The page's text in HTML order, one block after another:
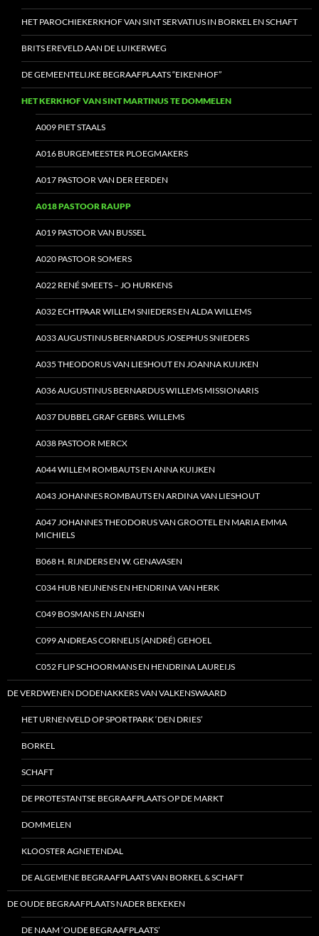
HET PAROCHIEKERKHOF VAN SINT SERVATIUS IN BORKEL EN SCHAFT
BRITS EREVELD AAN DE LUIKERWEG
DE GEMEENTELIJKE BEGRAAFPLAATS “EIKENHOF”
HET KERKHOF VAN SINT MARTINUS TE DOMMELEN
A009 PIET STAALS
A016 BURGEMEESTER PLOEGMAKERS
A017 PASTOOR VAN DER EERDEN
A018 PASTOOR RAUPP
A019 PASTOOR VAN BUSSEL
A020 PASTOOR SOMERS
A022 RENÉ SMEETS – JO HURKENS
A032 ECHTPAAR WILLEM SNIEDERS EN ALDA WILLEMS
A033 AUGUSTINUS BERNARDUS JOSEPHUS SNIEDERS
A035 THEODORUS VAN LIESHOUT EN JOANNA KUIJKEN
A036 AUGUSTINUS BERNARDUS WILLEMS MISSIONARIS
A037 DUBBEL GRAF GEBRS. WILLEMS
A038 PASTOOR MERCX
A044 WILLEM ROMBAUTS EN ANNA KUIJKEN
A043 JOHANNES ROMBAUTS EN ARDINA VAN LIESHOUT
A047 JOHANNES THEODORUS VAN GROOTEL EN MARIA EMMA
MICHIELS
B068 H. RIJNDERS EN W. GENAVASEN
C034 HUB NEIJNENS EN HENDRINA VAN HERK
C049 BOSMANS EN JANSEN
C099 ANDREAS CORNELIS (ANDRÉ) GEHOEL
C052 FLIP SCHOORMANS EN HENDRINA LAUREIJS
DE VERDWENEN DODENAKKERS VAN VALKENSWAARD
HET URNENVELD OP SPORTPARK ‘DEN DRIES’
BORKEL
SCHAFT
DE PROTESTANTSE BEGRAAFPLAATS OP DE MARKT
DOMMELEN
KLOOSTER AGNETENDAL
DE ALGEMENE BEGRAAFPLAATS VAN BORKEL & SCHAFT
DE OUDE BEGRAAFPLAATS NADER BEKEKEN
DE NAAM ‘OUDE BEGRAAFPLAATS’